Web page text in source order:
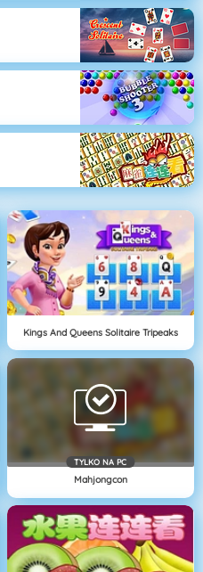
Kings And Queens Solitaire Tripeaks
TYLKO NA PC
Mahjongcon